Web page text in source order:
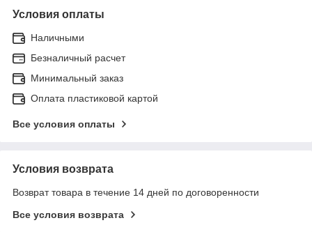
Условия оплаты
Наличными
Безналичный расчет
Минимальный заказ
Оплата пластиковой картой
Все условия оплаты
Условия возврата
Возврат товара в течение 14 дней по договоренности
Все условия возврата